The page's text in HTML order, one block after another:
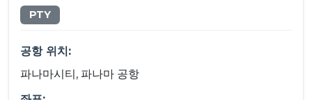
PTY
공항 위치:
파나마시티, 파나마 공항